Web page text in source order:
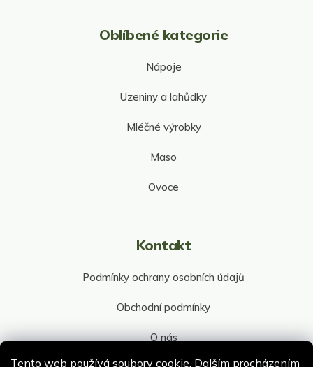
Tento web používá soubory cookie. Dalším procházením
Oblíbené kategorie
Nápoje
Uzeniny a lahůdky
Mléčné výrobky
Maso
Ovoce
Kontakt
Podmínky ochrany osobních údajů
Obchodní podmínky
O nás